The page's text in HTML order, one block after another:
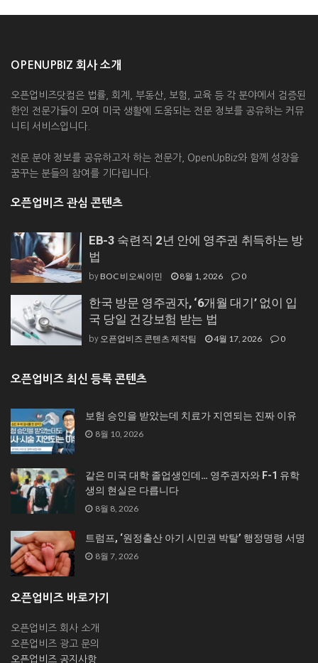
OPENUPBIZ 회사 소개
오픈업비즈닷컴은 법률, 회계, 부동산, 보험, 교육 등 각 분야에서 검증된
한인 전문가들이 모여 미국 생활에 도움되는 전문 정보를 공유하는 커뮤
니티 서비스입니다.
전문 분야 정보를 공유하고자 하는 전문가, OpenUpBiz와 함께 성장을
꿈꾸는 분들의 참여를 기다립니다.
오픈업비즈 관심 콘텐츠
EB-3 숙련직 2년 안에 영주권 취득하는 방
법
byBOC 비오씨이민 8월 1, 2026 0
한국 방문 영주권자, ‘6개월 대기’ 없이 입
국 당일 건강보험 받는 법
by 오픈업비즈 콘텐츠 제작팀 4월 17, 2026 0
오픈업비즈 최신 등록 콘텐츠
보험 승인을 받았는데 치료가 지연되는 진짜 이유
8월 10, 2026
같은 미국 대학 졸업생인데… 영주권자와 F-1 유학
생의 현실은 다릅니다
8월 8, 2026
트럼프, ‘원정출산 아기 시민권 박탈’ 행정명령 서명
8월 7, 2026
오픈업비즈 바로가기
오픈업비즈 회사 소개
오픈업비즈 광고 문의
오픈업비즈 공지사항